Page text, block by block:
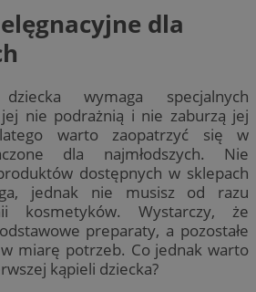
dla
wymaga specjalnych
nie podrażnią i nie zaburzą jej
warto zaopatrzyć się w
dla najmłodszych. Nie
dostępnych w sklepach
jednak nie musisz od razu
kosmetyków. Wystarczy, że
preparaty, a pozostałe
miarę potrzeb. Co jednak warto
kąpieli dziecka?